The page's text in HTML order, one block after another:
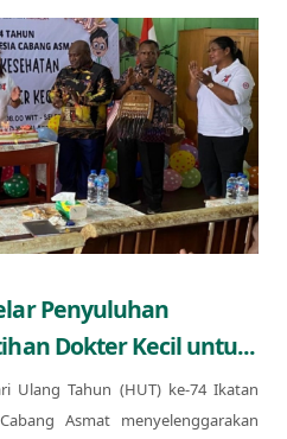
Penyuluhan
Dokter Kecil untu...
Ulang Tahun (HUT) ke-74 Ikatan
Asmat menyelenggarakan